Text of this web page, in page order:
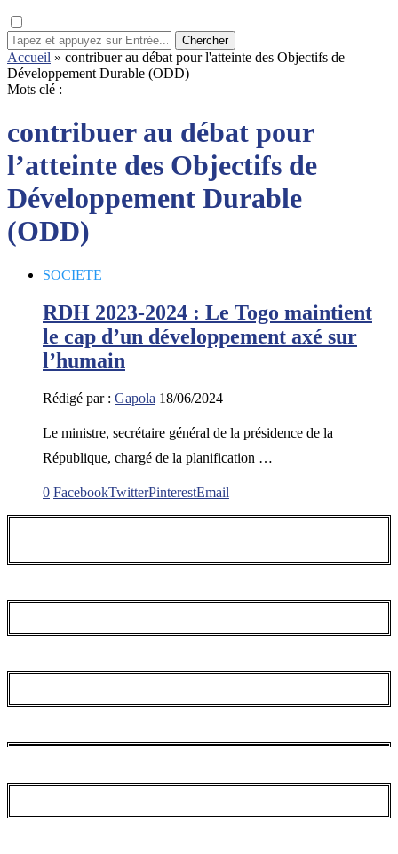
Chercher
Accueil » contribuer au débat pour l'atteinte des Objectifs de
Développement Durable (ODD)
Mots clé :
contribuer au débat pour
l’atteinte des Objectifs de
Développement Durable
(ODD)
SOCIETE
RDH 2023-2024 : Le Togo maintient
le cap d’un développement axé sur
l’humain
Rédigé par : Gapola 18/06/2024
Le ministre, secrétaire général de la présidence de la
République, chargé de la planification …
0 FacebookTwitterPinterestEmail